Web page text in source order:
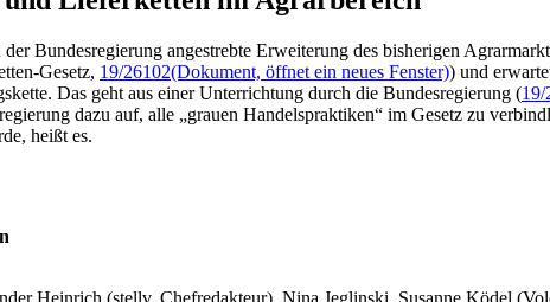
Bundesregierung angestrebte Erweiterung des bisherigen
Gesetz, 19/26102(Dokument, öffnet ein neues Fenster)) und
Das geht aus einer Unterrichtung durch die Bundesregierung (19/
dazu auf, alle „grauen Handelspraktiken“ im Gesetz zu
heißt es.
Heinrich (stellv. Chefredakteur), Nina Jeglinski, Susanne Ködel